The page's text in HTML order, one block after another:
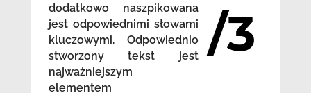
dodatkowo naszpikowana
jest odpowiednimi słowami
kluczowymi. Odpowiednio
stworzony tekst jest
najważniejszym
elementem
/3